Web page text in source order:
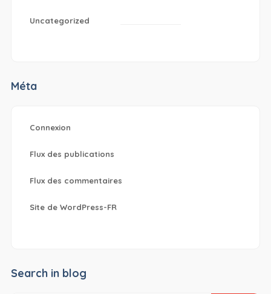
Uncategorized
Méta
Connexion
Flux des publications
Flux des commentaires
Site de WordPress-FR
Search in blog